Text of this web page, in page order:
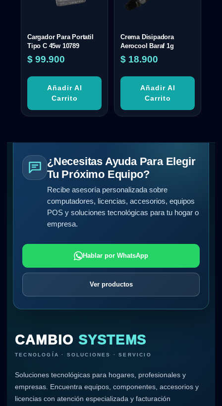
Cargador Para Portatil
Tipo C 45w 10789
$ 99.900
Añadir Al
Carrito
Crema Disipadora
Aerocool Baraf 1g
$ 18.900
Añadir Al
Carrito
¿Necesitas Ayuda Para Elegir
Tu Próximo Equipo?
Recibe asesoría personalizada sobre
computadores, licencias, accesorios, equipos
POS y soluciones tecnológicas para tu hogar o
empresa.
Hablar por WhatsApp
Ver productos
CAMBIO SYSTEMS
TECNOLOGÍA · SOLUCIONES · SERVICIO
Soluciones tecnológicas para hogares, profesionales y
empresas. Encuentra equipos, componentes, accesorios y
licencias con atención especializada y facturación